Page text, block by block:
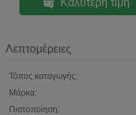
Λεπτομέρειες
Τόπος καταγωγής:
Μάρκα:
Πιστοποίηση: